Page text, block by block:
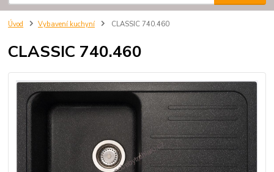
Úvod Vybavení kuchyní CLASSIC 740.460
CLASSIC 740.460